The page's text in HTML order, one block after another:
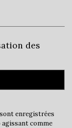
des
enregistrées
comme